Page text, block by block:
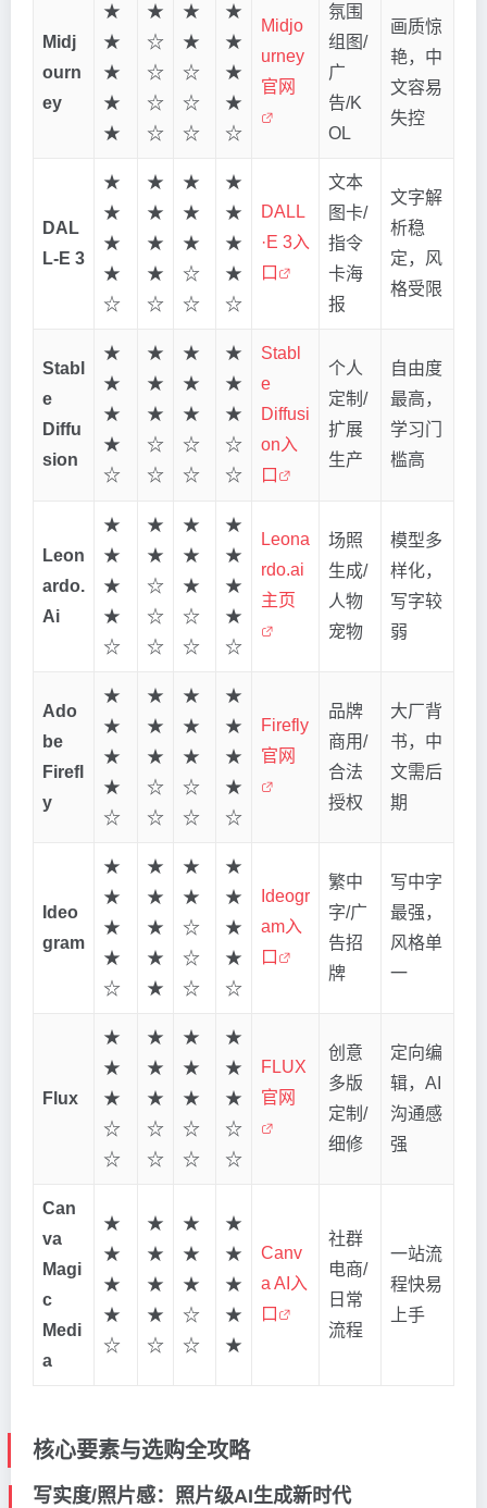
Midj
ourn
ey
★
★
★
★
★
★
☆
☆
☆
☆
★
★
☆
☆
☆
★
★
★
★
☆
Midjo
urney
官网
氛围
组图/
广
告/K
OL
画质惊
艳，中
文容易
失控
DAL
L-E 3
★
★
★
★
☆
★
★
★
★
☆
★
★
★
☆
☆
★
★
★
★
☆
DALL
·E 3入
口
文本
图卡/
指令
卡海
报
文字解
析稳
定，风
格受限
Stabl
e
Diffu
sion
★
★
★
★
☆
★
★
★
☆
☆
★
★
★
☆
☆
★
★
★
☆
☆
Stabl
e
Diffusi
on入
口
个人
定制/
扩展
生产
自由度
最高，
学习门
槛高
Leon
ardo.
Ai
★
★
★
★
☆
★
★
☆
☆
☆
★
★
★
☆
☆
★
★
★
★
☆
Leona
rdo.ai
主页
场照
生成/
人物
宠物
模型多
样化，
写字较
弱
Ado
be
Firefl
y
★
★
★
★
☆
★
★
★
☆
☆
★
★
★
☆
☆
★
★
★
★
☆
Firefly
官网
品牌
商用/
合法
授权
大厂背
书，中
文需后
期
Ideo
gram
★
★
★
★
☆
★
★
★
★
★
★
★
☆
☆
☆
★
★
★
★
☆
Ideogr
am入
口
繁中
字/广
告招
牌
写中字
最强，
风格单
一
Flux
★
★
★
☆
☆
★
★
★
☆
☆
★
★
★
☆
☆
★
★
★
☆
☆
FLUX
官网
创意
多版
定制/
细修
定向编
辑，AI
沟通感
强
Can
va
Magi
c
Medi
a
★
★
★
★
☆
★
★
★
★
☆
★
★
★
☆
☆
★
★
★
★
★
Canv
a AI入
口
社群
电商/
日常
流程
一站流
程快易
上手
核心要素与选购全攻略
写实度/照片感：照片级AI生成新时代